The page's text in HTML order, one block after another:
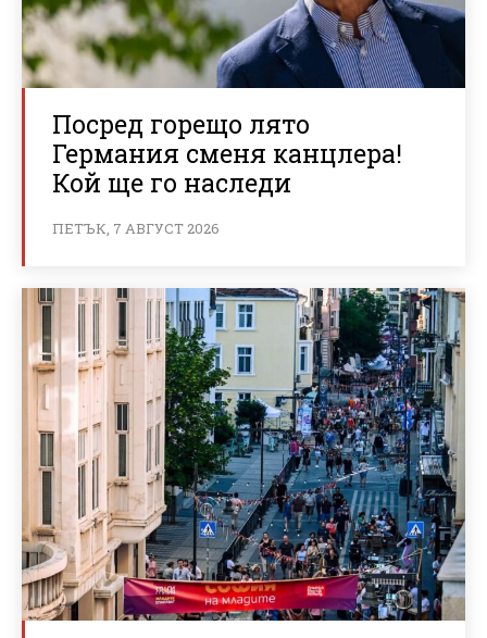
Посред горещо лято
Германия сменя канцлера!
Кой ще го наследи
ПЕТЪК, 7 АВГУСТ 2026